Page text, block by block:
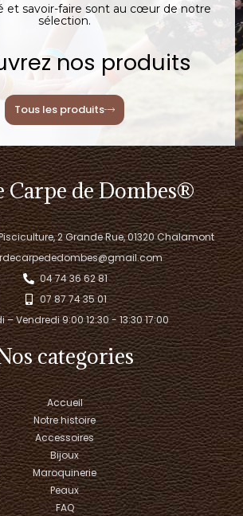
et savoir-faire sont au cœur de notre
sélection.
nos produits
Tous les produits
Carpe de Dombes®
2 Grande Rue, 01320 Chalamont
04 74 36 62 81
07 87 74 35 01
– Vendredi 9:00 12:30 - 13:30 17:00​
categories
Accueil
Notre histoire
Accessoires
Bijoux
Maroquinerie
Peaux
FAQ